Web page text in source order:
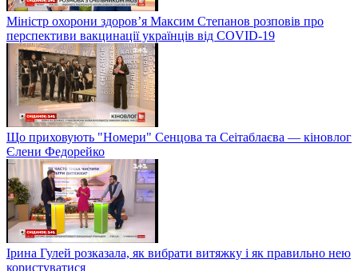
Міністр охорони здоров’я Максим Степанов розповів про
перспективи вакцинації українців від COVID-19
Що приховують "Номери" Сенцова та Сеітаблаєва — кіновлог
Єлени Федорейко
Ірина Гулей розказала, як вибрати витяжку і як правильно нею
користуватися